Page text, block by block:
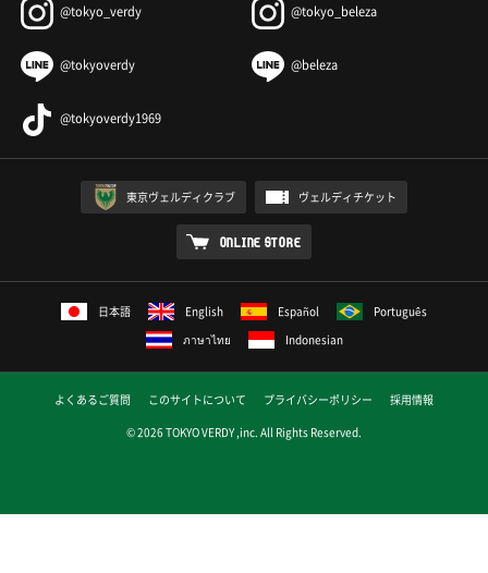
@tokyo_verdy @tokyo_beleza
@tokyoverdy @beleza
@tokyoverdy1969
東京ヴェルディクラブ ヴェルディチケット
ONLINE STORE
日本語 English Español
Português
ภาษาไทย
Indonesian
よくあるご質問 このサイトについて プライバシーポリシー
採用情報
© 2026 TOKYO VERDY ,inc. All Rights Reserved.